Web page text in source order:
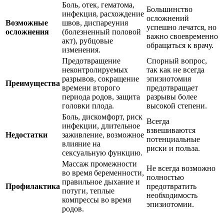
Возможные
осложнения
Боль, отек, гематома,
инфекция, расхождение
швов, диспареуния
(болезненный половой
акт), рубцовые
изменения.
Большинство
осложнений
успешно лечатся, но
важно своевременно
обращаться к врачу.
Преимущества
Предотвращение
неконтролируемых
разрывов, сокращение
времени второго
периода родов, защита
головки плода.
Спорный вопрос,
так как не всегда
эпизиотомия
предотвращает
разрывы более
высокой степени.
Недостатки
Боль, дискомфорт, риск
инфекции, длительное
заживление, возможное
влияние на
сексуальную функцию.
Всегда
взвешиваются
потенциальные
риски и польза.
Профилактика
Массаж промежности
во время беременности,
правильное дыхание и
потуги, теплые
компрессы во время
родов.
Не всегда возможно
полностью
предотвратить
необходимость
эпизиотомии.